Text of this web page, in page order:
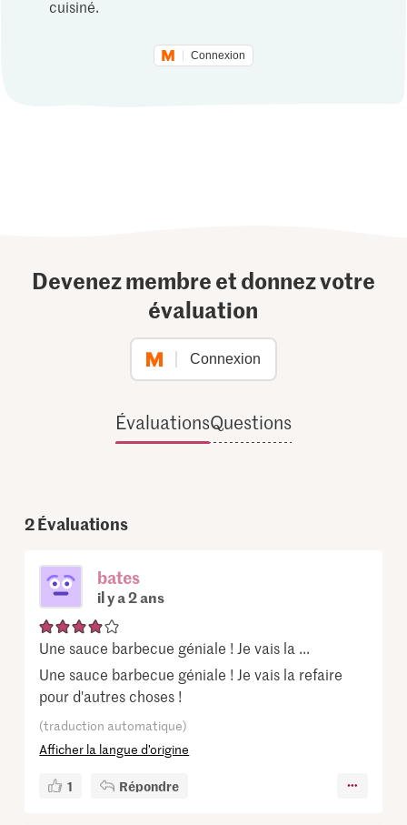
cuisiné.
Connexion
Devenez membre et donnez votre
évaluation
Connexion
ÉvaluationsQuestions
2Évaluations
bates
il y a 2 ans
Une sauce barbecue géniale ! Je vais la ...
Une sauce barbecue géniale ! Je vais la refaire
pour d'autres choses !
(traduction automatique)
Afficher la langue d’origine
1 Répondre